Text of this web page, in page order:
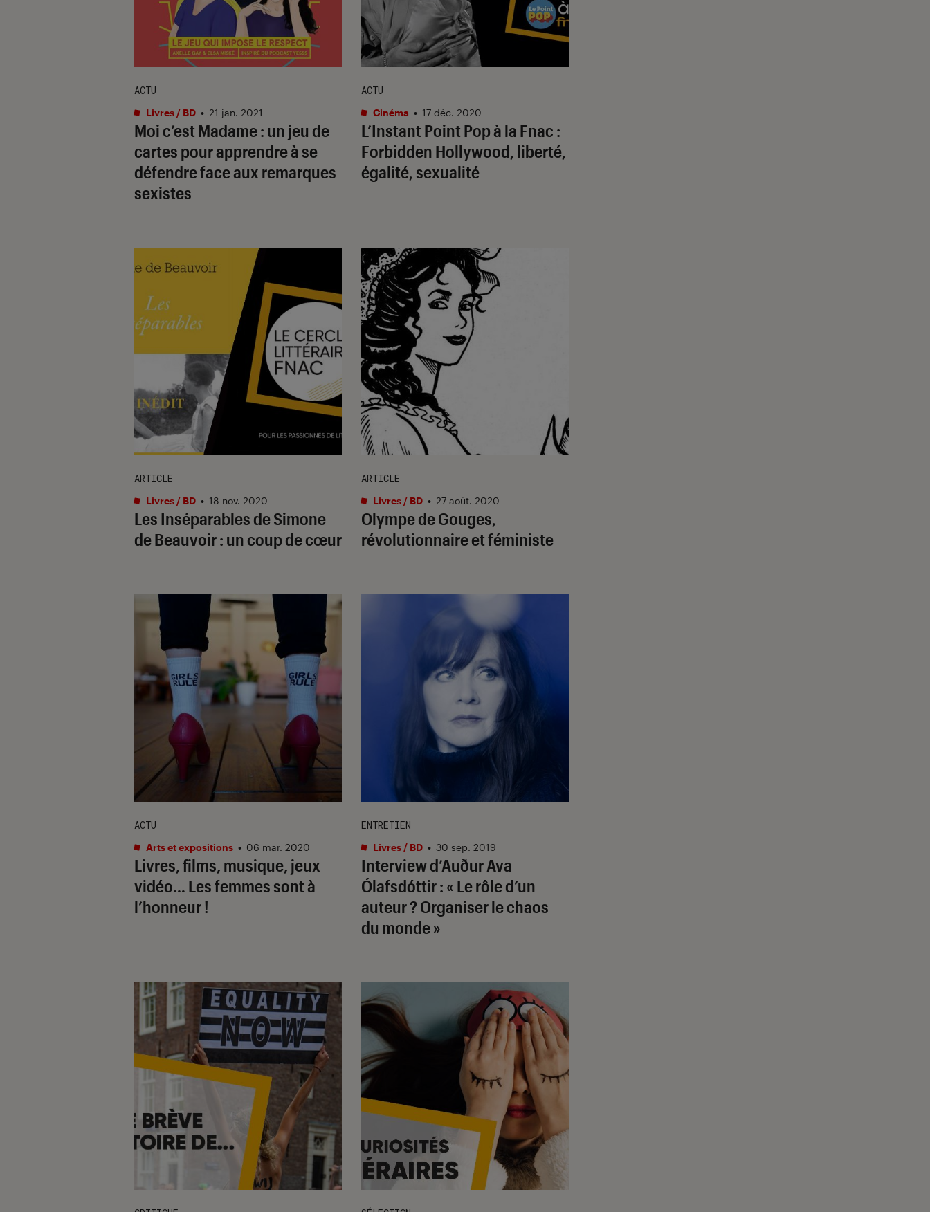
Moi c’est Madame : un jeu de
cartes pour apprendre à se
défendre face aux remarques
sexistes
ACTU
Livres / BD • 21 jan. 2021
L’Instant Point Pop à la Fnac :
Forbidden Hollywood, liberté,
égalité, sexualité
ACTU
Cinéma • 17 déc. 2020
Les Inséparables de Simone
de Beauvoir : un coup de cœur
ARTICLE
Livres / BD • 18 nov. 2020
Olympe de Gouges,
révolutionnaire et féministe
ARTICLE
Livres / BD • 27 août. 2020
Livres, films, musique, jeux
vidéo… Les femmes sont à
l’honneur !
ACTU
Arts et expositions • 06 mar. 2020
Interview d’Auður Ava
Ólafsdóttir : « Le rôle d’un
auteur ? Organiser le chaos
du monde »
ENTRETIEN
Livres / BD • 30 sep. 2019